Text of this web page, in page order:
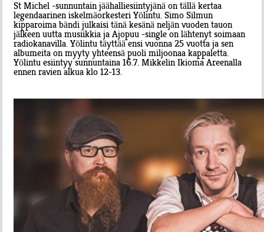
St Michel -sunnuntain jäähalliesiintyjänä on tällä kertaa
legendaarinen iskelmäorkesteri Yölintu. Simo Silmun
kipparoima bändi julkaisi tänä kesänä neljän vuoden tauon
jälkeen uutta musiikkia ja Ajopuu -single on lähtenyt soimaan
radiokanavilla. Yölintu täyttää ensi vuonna 25 vuotta ja sen
albumeita on myyty yhteensä puoli miljoonaa kappaletta.
Yölintu esiintyy sunnuntaina 16.7. Mikkelin Ikioma Areenalla
ennen ravien alkua klo 12-13.